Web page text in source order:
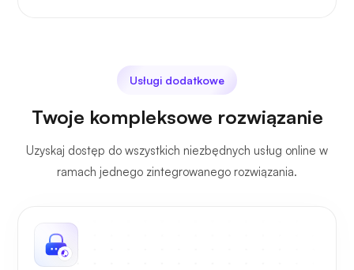
Usługi dodatkowe
Twoje kompleksowe rozwiązanie
Uzyskaj dostęp do wszystkich niezbędnych usług online w
ramach jednego zintegrowanego rozwiązania.